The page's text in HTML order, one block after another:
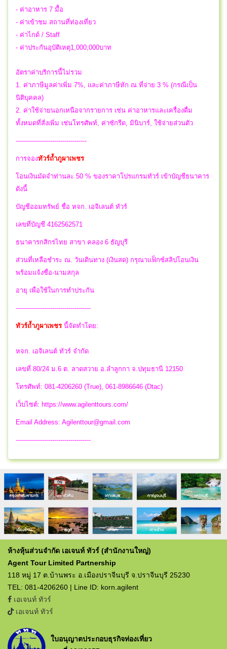
- ค่าอาหาร 7 มื้อ
- ค่าเข้าชม สถานที่ท่องเที่ยว
- ค่าไกด์ / Staff
- ค่าประกันอุบัติเหตุ1,000,000บาท
อัตราค่าบริการนี้ไม่รวม
1. ค่าภาษีมูลค่าเพิ่ม 7%, และค่าภาษีหัก ณ ที่จ่าย 3 % (กรณีเป็น
นิติบุคคล)
2. ค่าใช้จ่ายนอกเหนือจากรายการ เช่น ค่าอาหารและเครื่องดื่ม
ทั้งหมดที่สั่งเพิ่ม เช่นโทรศัพท์, ค่าซักรีด, มินิบาร์, ใช้จ่ายส่วนตัว
-----------------------------------
การจองทัวร์ถ้ำภูผาเพชร
โอนเงินมัดจำท่านละ 50 % ของราคาโปรแกรมทัวร์ เข้าบัญชีธนาคาร
ดังนี้
บัญชีออมทรัพย์ ชื่อ หจก. เอจิเลนต์ ทัวร์
เลขที่บัญชี 4162562571
ธนาคารกสิกรไทย สาขา คลอง 6 ธัญบุรี
ส่วนที่เหลือชำระ ณ. วันเดินทาง (เงินสด) กรุณาแฟ็กซ์สลิปโอนเงิน
พร้อมแจ้งชื่อ-นามสกุล
อายุ เพื่อใช้ในการทำประกัน
-------------------------------------
ทัวร์ถ้ำภูผาเพชร นี้จัดทำโดย:
หจก. เอจิเลนต์ ทัวร์ จำกัด
เลขที่ 80/24 ม.6 ต. ลาดสวาย อ.ลำลูกกา จ.ปทุมธานี 12150
โทรศัพท์: 081-4206260 (True), 061-8986646 (Dtac)
เว็บไซต์: https://www.agilenttours.com/
Email Address: Agilenttour@gmail.com
-------------------------------------
ห้างหุ้นส่วนจำกัด เอเจนท์ ทัวร์ (สำนักงานใหญ่)
Agent Tour Limited Partnership
118 หมู่ 17 ต.บ้านพระ อ.เมืองปราจีนบุรี จ.ปราจีนบุรี 25230
TEL: 081-4206260 | Line ID: korn.agilent
เอเจนท์ ทัวร์
เอเจนท์ ทัวร์
ใบอนุญาตประกอบธุรกิจท่องเที่ยว